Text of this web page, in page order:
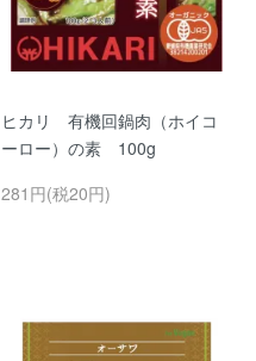
ヒカリ 有機回鍋肉（ホイコ
ーロー）の素 100g
281円(税20円)